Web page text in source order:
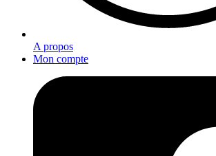
A propos
Mon compte